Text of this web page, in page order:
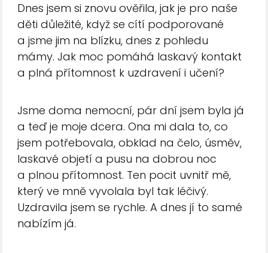
Dnes jsem si znovu ověřila, jak je pro naše
děti důležité, když se cítí podporované
a jsme jim na blízku, dnes z pohledu
mámy. Jak moc pomáhá laskavý kontakt
a plná přítomnost k uzdravení i učení?
Jsme doma nemocní, pár dní jsem byla já
a teď je moje dcera. Ona mi dala to, co
jsem potřebovala, obklad na čelo, úsměv,
laskavé objetí a pusu na dobrou noc
a plnou přítomnost. Ten pocit uvnitř mě,
který ve mně vyvolala byl tak léčivý.
Uzdravila jsem se rychle. A dnes jí to samé
nabízím já.